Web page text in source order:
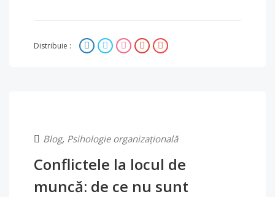
Distribuie :
Blog, Psihologie organizațională
Conflictele la locul de
muncă: de ce nu sunt